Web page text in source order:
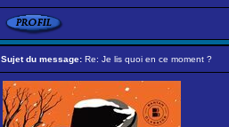
Sujet du message: Re: Je lis quoi en ce moment ?